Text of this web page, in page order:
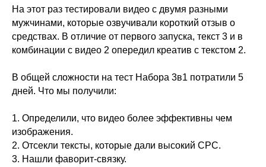
На этот раз тестировали видео с двумя разными
мужчинами, которые озвучивали короткий отзыв о
средствах. В отличие от первого запуска, текст 3 и в
комбинации с видео 2 опередил креатив с текстом 2.
В общей сложности на тест Набора 3в1 потратили 5
дней. Что мы получили:
1. Определили, что видео более эффективны чем
изображения.
2. Отсекли тексты, которые дали высокий CPC.
3. Нашли фаворит-связку.